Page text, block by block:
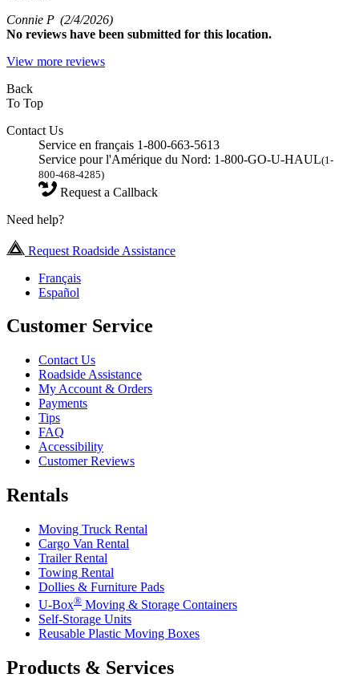
Connie P (2/4/2026)
No reviews have been submitted for this location.
View more reviews
Back
To Top
Contact Us
Service en français 1-800-663-5613
Service pour l'Amérique du Nord: 1-800-GO-U-HAUL(1-
800-468-4285)
Request a Callback
Need help?
Request Roadside Assistance
Français
Español
Customer Service
Contact Us
Roadside Assistance
My Account & Orders
Payments
Tips
FAQ
Accessibility
Customer Reviews
Rentals
Moving Truck Rental
Cargo Van Rental
Trailer Rental
Towing Rental
Dollies & Furniture Pads
U-Box® Moving & Storage Containers
Self-Storage Units
Reusable Plastic Moving Boxes
Products & Services